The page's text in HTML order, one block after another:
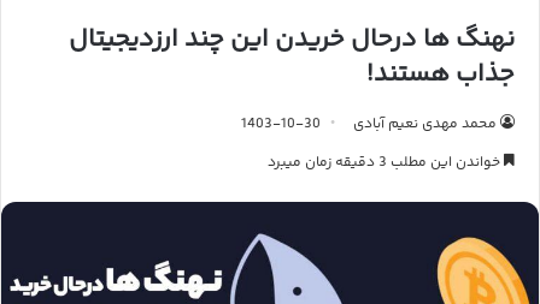
نهنگ ها درحال خریدن این چند ارزدیجیتال
جذاب هستند!
محمد مهدی نعیم آبادی
1403-10-30
خواندن این مطلب 3 دقیقه زمان میبرد